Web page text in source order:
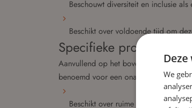
Beschouwt diversiteit en inclusie als
Beschikt over voldoende tijd om
Specifieke profieleisen
Aanvullend op het bovengenoemde
benoemd voor een onafhankelijke
Beschikt over ruime ervaring als
We